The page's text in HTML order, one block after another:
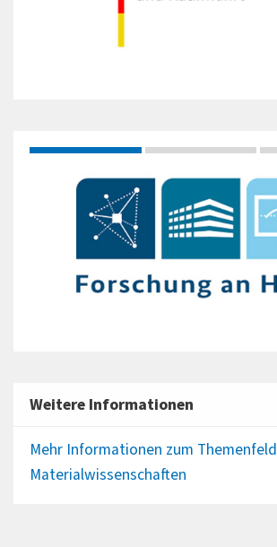
Weitere Informationen
Mehr Informationen zum Themenfeld
Materialwissenschaften